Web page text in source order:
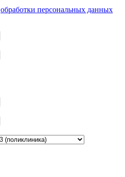
обработки персональных данных